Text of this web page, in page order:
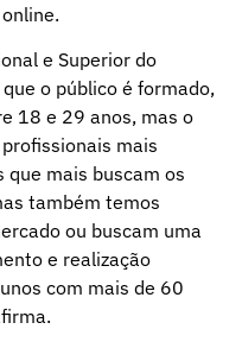
e Superior do
o público é formado,
18 e 29 anos, mas o
mais
que mais buscam os
também temos
ou buscam uma
e realização
com mais de 60